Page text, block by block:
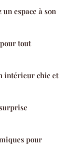
espace à son
tout
intérieur chic et
pour